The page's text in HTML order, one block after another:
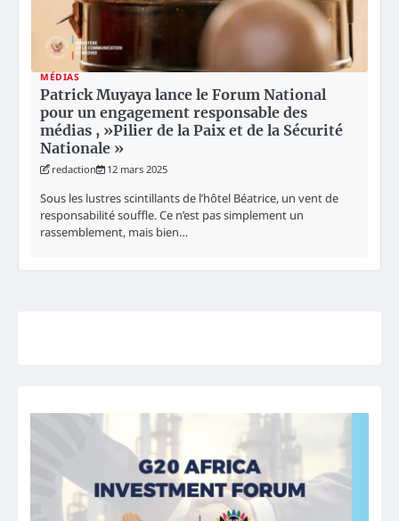
MÉDIAS
Patrick Muyaya lance le Forum National
pour un engagement responsable des
médias , »Pilier de la Paix et de la Sécurité
Nationale »
redaction 12 mars 2025
Sous les lustres scintillants de l’hôtel Béatrice, un vent de
responsabilité souffle. Ce n’est pas simplement un
rassemblement, mais bien…